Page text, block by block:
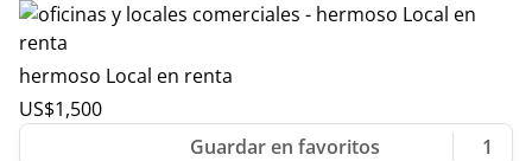
hermoso Local en renta
US$1,500
1